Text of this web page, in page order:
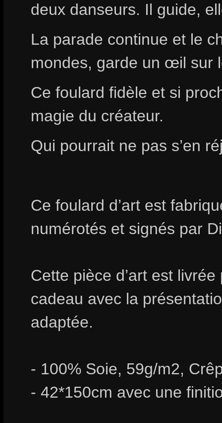
deux danseurs. Il guide,
La parade continue et le
mondes, garde un œil sur
Ce foulard fidèle et si
magie du créateur.
Qui pourrait ne pas s’en
Ce foulard d’art est
numérotés et signés par
Cette pièce d’art est
cadeau avec la
adaptée.
- 100% Soie, 59g/m2,
- 42*150cm avec une